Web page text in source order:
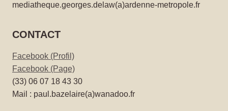
mediatheque.georges.delaw(a)ardenne-metropole.fr
CONTACT
Facebook (Profil)
Facebook (Page)
(33) 06 07 18 43 30
Mail : paul.bazelaire(a)wanadoo.fr